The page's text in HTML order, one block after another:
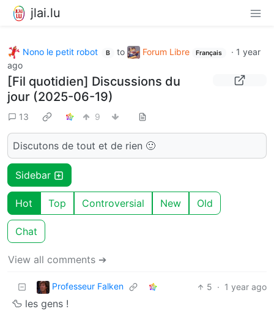
jlai.lu
Nono le petit robot B to Forum Libre Français · 1 year
ago
[Fil quotidien] Discussions du
jour (2025-06-19)
13 9
Discutons de tout et de rien 🙂
Sidebar
Hot Top Controversial New Old
Chat
View all comments ➔
Professeur Falken 5 · 1 year ago
🦆 les gens !